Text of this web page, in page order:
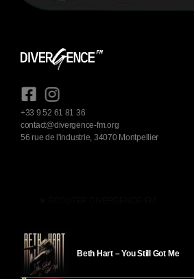
+33 9 52 61 81 36
contact@divergence-fm.org
56 rue de l'industrie, 34070 Montpellier
Beth Hart – You Still Got Me